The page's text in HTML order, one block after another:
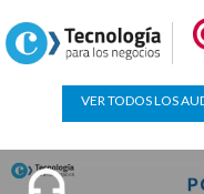
Podcast
VER TODOS LOS